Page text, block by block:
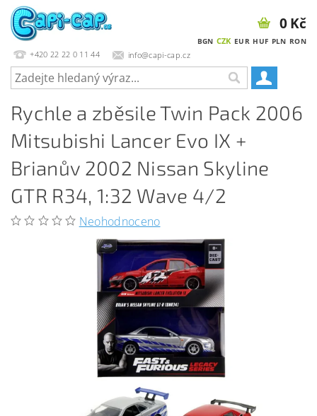
+420 22 22 0 11 44 info@capi-cap.cz
BGN CZK EUR HUF PLN RON
0 Kč
Rychle a zběsile Twin Pack 2006
Mitsubishi Lancer Evo IX +
Brianův 2002 Nissan Skyline
GTR R34, 1:32 Wave 4/2
Neohodnoceno